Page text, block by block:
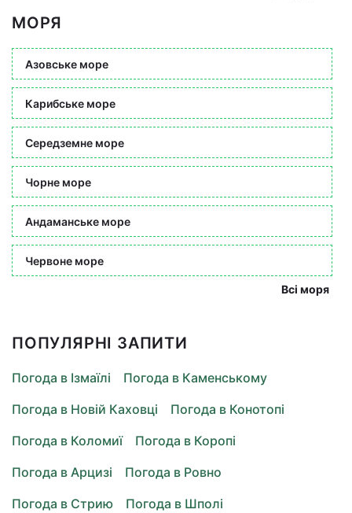
МОРЯ
Азовське море
Карибське море
Середземне море
Чорне море
Андаманське море
Червоне море
Всі моря
ПОПУЛЯРНІ ЗАПИТИ
Погода в Ізмаїлі
Погода в Каменському
Погода в Новій Каховці
Погода в Конотопі
Погода в Коломиї
Погода в Коропі
Погода в Арцизі
Погода в Ровно
Погода в Стрию
Погода в Шполі